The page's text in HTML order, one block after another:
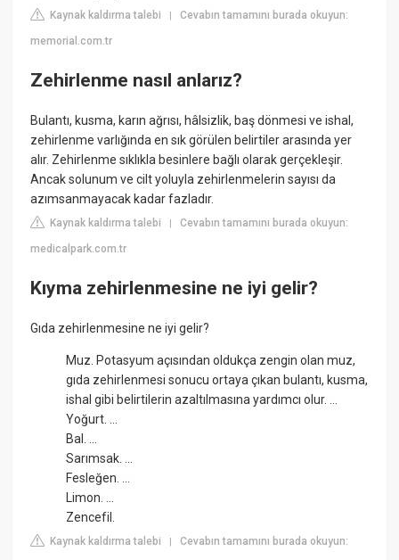
Kaynak kaldırma talebi |Cevabın tamamını burada okuyun:
memorial.com.tr
Zehirlenme nasıl anlarız?
Bulantı, kusma, karın ağrısı, hâlsizlik, baş dönmesi ve ishal,
zehirlenme varlığında en sık görülen belirtiler arasında yer
alır. Zehirlenme sıklıkla besinlere bağlı olarak gerçekleşir.
Ancak solunum ve cilt yoluyla zehirlenmelerin sayısı da
azımsanmayacak kadar fazladır.
Kaynak kaldırma talebi |Cevabın tamamını burada okuyun:
medicalpark.com.tr
Kıyma zehirlenmesine ne iyi gelir?
Gıda zehirlenmesine ne iyi gelir?
Muz. Potasyum açısından oldukça zengin olan muz,
gıda zehirlenmesi sonucu ortaya çıkan bulantı, kusma,
ishal gibi belirtilerin azaltılmasına yardımcı olur. ...
Yoğurt. ...
Bal. ...
Sarımsak. ...
Fesleğen. ...
Limon. ...
Zencefil.
Kaynak kaldırma talebi |Cevabın tamamını burada okuyun: